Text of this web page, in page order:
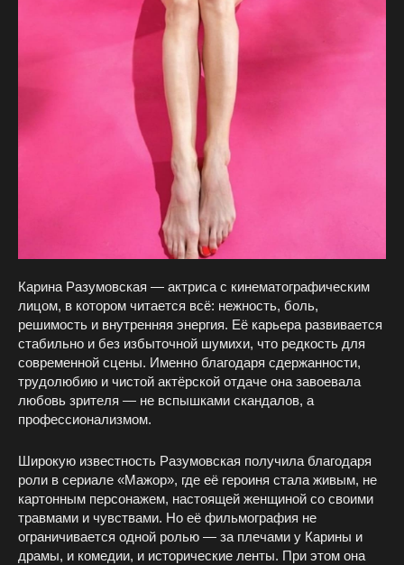
Карина Разумовская — актриса с кинематографическим
лицом, в котором читается всё: нежность, боль,
решимость и внутренняя энергия. Её карьера развивается
стабильно и без избыточной шумихи, что редкость для
современной сцены. Именно благодаря сдержанности,
трудолюбию и чистой актёрской отдаче она завоевала
любовь зрителя — не вспышками скандалов, а
профессионализмом.
Широкую известность Разумовская получила благодаря
роли в сериале «Мажор», где её героиня стала живым, не
картонным персонажем, настоящей женщиной со своими
травмами и чувствами. Но её фильмография не
ограничивается одной ролью — за плечами у Карины и
драмы, и комедии, и исторические ленты. При этом она